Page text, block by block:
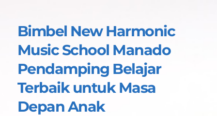
Bimbel New Harmonic
Music School Manado
Pendamping Belajar
Terbaik untuk Masa
Depan Anak